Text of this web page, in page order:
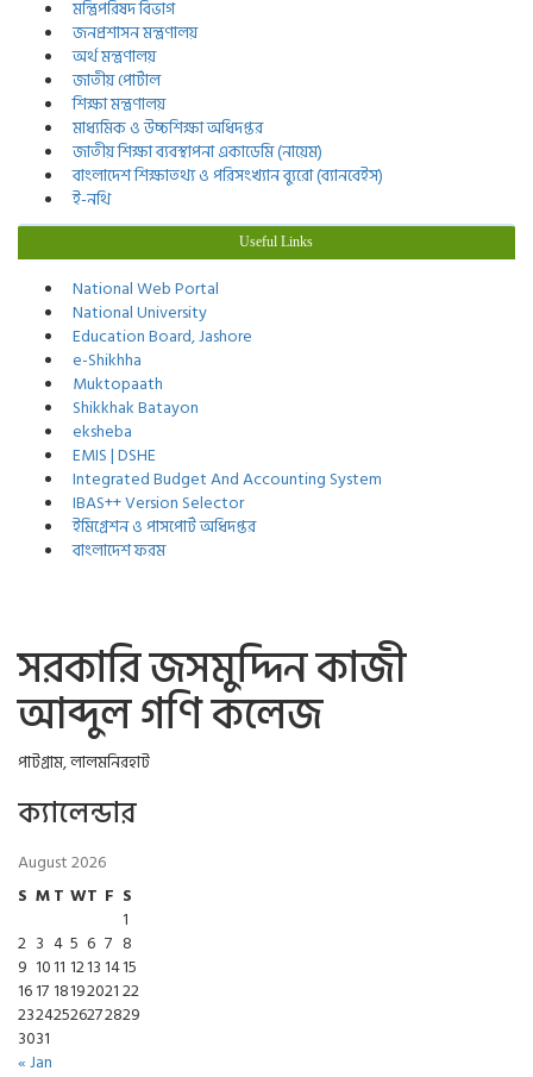
মন্ত্রিপরিষদ বিভাগ
জনপ্রশাসন মন্ত্রণালয়
অর্থ মন্ত্রণালয়
জাতীয় পোর্টাল
শিক্ষা মন্ত্রণালয়
মাধ্যমিক ও উচ্চশিক্ষা অধিদপ্তর
জাতীয় শিক্ষা ব্যবস্থাপনা একাডেমি (নায়েম)
বাংলাদেশ শিক্ষাতথ্য ও পরিসংখ্যান ব্যুরো (ব্যানবেইস)
ই-নথি
Useful Links
National Web Portal
National University
Education Board, Jashore
e-Shikhha
Muktopaath
Shikkhak Batayon
eksheba
EMIS | DSHE
Integrated Budget And Accounting System
IBAS++ Version Selector
ইমিগ্রেশন ও পাসপোর্ট অধিদপ্তর
বাংলাদেশ ফরম
সরকারি জসমুদ্দিন কাজী
আব্দুল গণি কলেজ
পাটগ্রাম, লালমনিরহাট
ক্যালেন্ডার
August 2026
S MT WT F S
1
2 3 4 5 6 7 8
9 1011 12131415
16171819202122
23242526272829
3031
« Jan